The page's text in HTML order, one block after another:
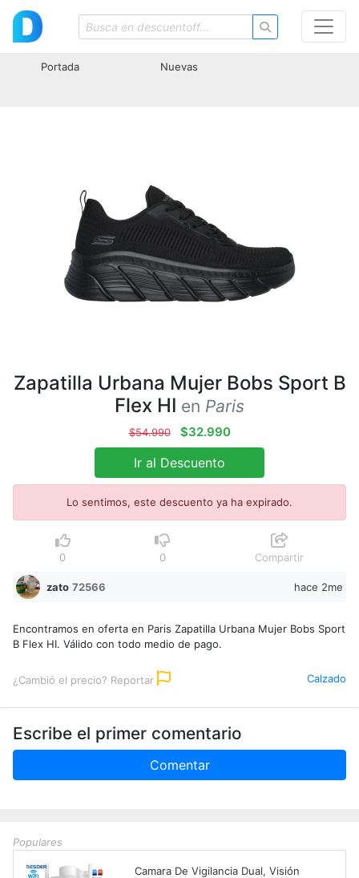
Portada Nuevas
Zapatilla Urbana Mujer Bobs Sport B
Flex HI en Paris
$54.990 $32.990
Ir al Descuento
Lo sentimos, este descuento ya ha expirado.
0 0 Compartir
zato 72566 hace 2me
Encontramos en oferta en Paris Zapatilla Urbana Mujer Bobs Sport
B Flex HI. Válido con todo medio de pago.
¿Cambió el precio? Reportar Calzado
Escribe el primer comentario
Comentar
Populares
Camara De Vigilancia Dual, Visión